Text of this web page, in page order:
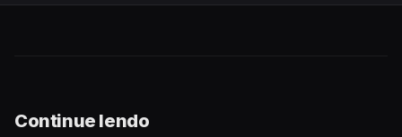
Continue lendo